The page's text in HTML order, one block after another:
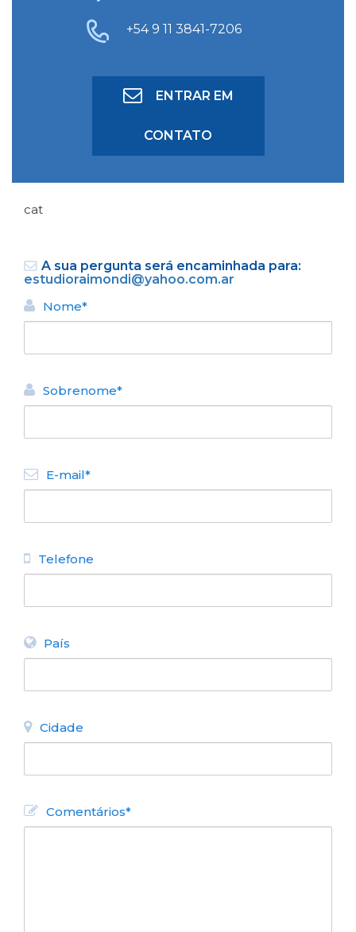
CASAS
VOLTAR
+54 9 11 3841-7206
ENTRAR EM
CONTATO
cat
A sua pergunta será encaminhada para:
estudioraimondi@yahoo.com.ar
Nome*
Sobrenome*
E-mail*
Telefone
País
Cidade
Comentários*